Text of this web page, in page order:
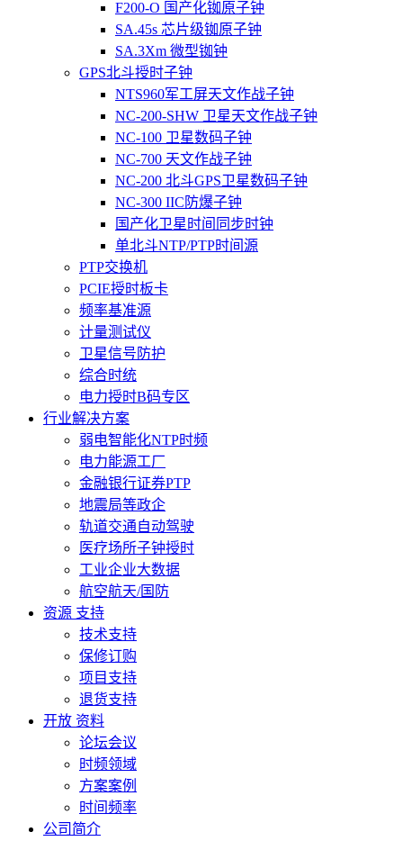
F200-O 国产化铷原子钟
SA.45s 芯片级铷原子钟
SA.3Xm 微型铷钟
GPS北斗授时子钟
NTS960军工屏天文作战子钟
NC-200-SHW 卫星天文作战子钟
NC-100 卫星数码子钟
NC-700 天文作战子钟
NC-200 北斗GPS卫星数码子钟
NC-300 IIC防爆子钟
国产化卫星时间同步时钟
单北斗NTP/PTP时间源
PTP交换机
PCIE授时板卡
频率基准源
计量测试仪
卫星信号防护
综合时统
电力授时B码专区
行业解决方案
弱电智能化NTP时频
电力能源工厂
金融银行证券PTP
地震局等政企
轨道交通自动驾驶
医疗场所子钟授时
工业企业大数据
航空航天/国防
资源 支持
技术支持
保修订购
项目支持
退货支持
开放 资料
论坛会议
时频领域
方案案例
时间频率
公司简介